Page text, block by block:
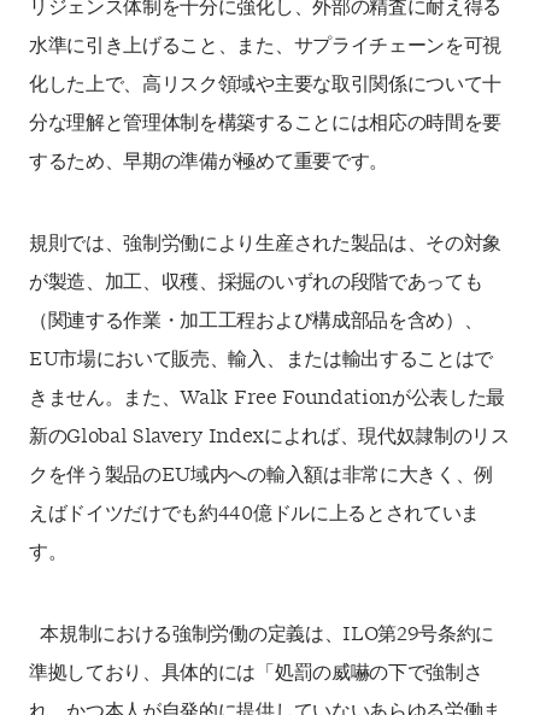
リジェンス体制を十分に強化し、外部の精査に耐え得る
水準に引き上げること、また、サプライチェーンを可視
化した上で、高リスク領域や主要な取引関係について十
分な理解と管理体制を構築することには相応の時間を要
するため、早期の準備が極めて重要です。
規則では、強制労働により生産された製品は、その対象
が製造、加工、収穫、採掘のいずれの段階であっても
（関連する作業・加工工程および構成部品を含め）、
EU市場において販売、輸入、または輸出することはで
きません。また、Walk Free Foundationが公表した最
新のGlobal Slavery Indexによれば、現代奴隷制のリス
クを伴う製品のEU域内への輸入額は非常に大きく、例
えばドイツだけでも約440億ドルに上るとされていま
す。
本規制における強制労働の定義は、ILO第29号条約に
準拠しており、具体的には「処罰の威嚇の下で強制さ